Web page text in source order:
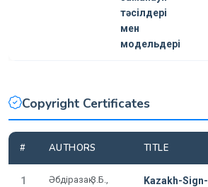
тәсілдері
мен
модельдері
Copyright Certificates
# AUTHORS TITLE
1
Әбдіразақ З.Б.,
Kazakh-Sign-